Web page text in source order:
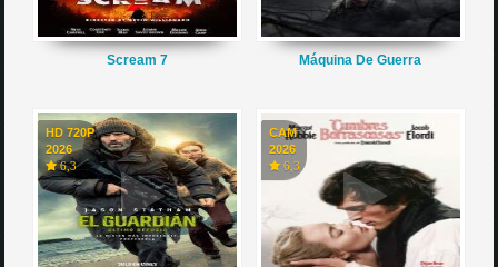
Scream 7 Máquina De Guerra
HD 720P
2026
6,3
CAM
2026
6,3